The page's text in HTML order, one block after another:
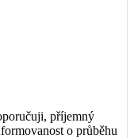
příjemný
o průběhu